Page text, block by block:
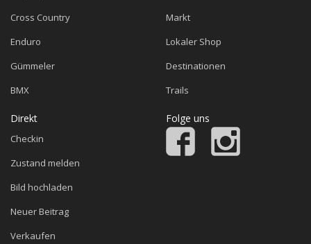
Cross Country
Enduro
Gümmeler
BMX
Markt
Lokaler Shop
Destinationen
Trails
Direkt
Checkin
Zustand melden
Bild hochladen
Neuer Beitrag
Verkaufen
Folge uns